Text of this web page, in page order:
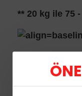
** 20 kg ile 75